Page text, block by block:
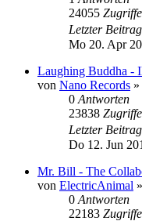
24055 Zugriffe
Letzter Beitrag
Mo 20. Apr
Laughing Buddha
von Nano Records »
0 Antworten
23838 Zugriffe
Letzter Beitrag
Do 12. Jun
Mr. Bill - The
von ElectricAnimal »
0 Antworten
22183 Zugriffe